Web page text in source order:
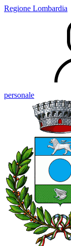
Regione Lombardia
personale